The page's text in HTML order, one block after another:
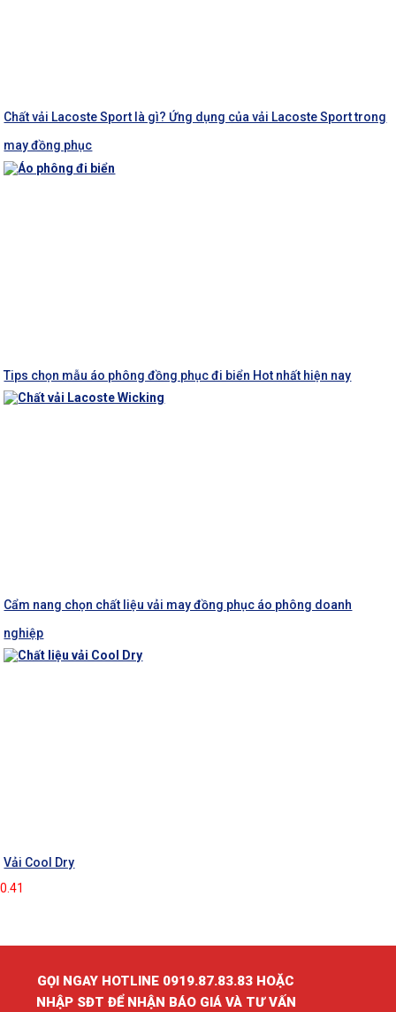
Chất vải Lacoste Sport là gì? Ứng dụng của vải Lacoste Sport trong
may đồng phục
Tips chọn mẫu áo phông đồng phục đi biển Hot nhất hiện nay
Cẩm nang chọn chất liệu vải may đồng phục áo phông doanh
nghiệp
Vải Cool Dry
GỌI NGAY HOTLINE 0919.87.83.83 HOẶC
NHẬP SĐT ĐỂ NHẬN BÁO GIÁ VÀ TƯ VẤN